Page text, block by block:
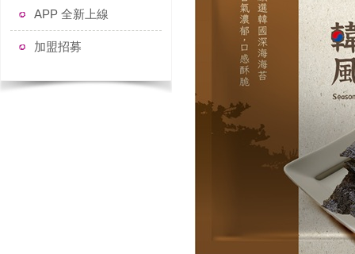
APP 全新上線
加盟招募